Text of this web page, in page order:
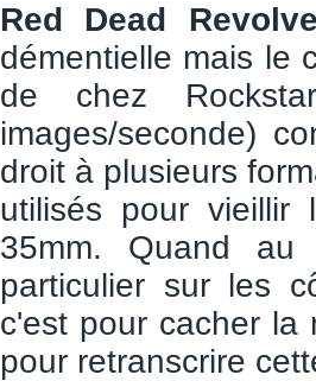
Red Dead
démentielle mais le
de chez
images/seconde)
droit à plusieurs
utilisés pour vieillir
35mm. Quand
particulier sur les
c'est pour cacher la
pour retranscrire